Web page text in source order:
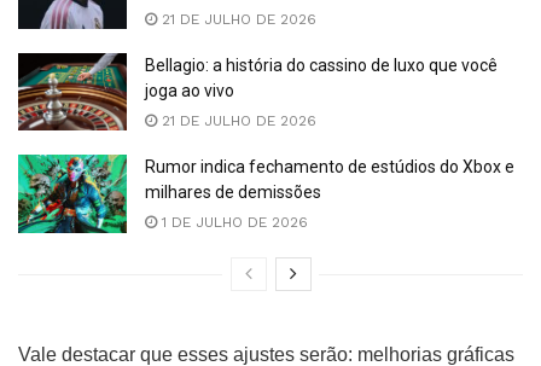
21 DE JULHO DE 2026
Bellagio: a história do cassino de luxo que você
joga ao vivo
21 DE JULHO DE 2026
Rumor indica fechamento de estúdios do Xbox e
milhares de demissões
1 DE JULHO DE 2026
Vale destacar que esses ajustes serão: melhorias gráficas